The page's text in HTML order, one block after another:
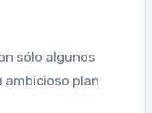
sólo algunos
plan